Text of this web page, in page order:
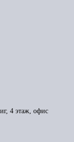
4 этаж, офис